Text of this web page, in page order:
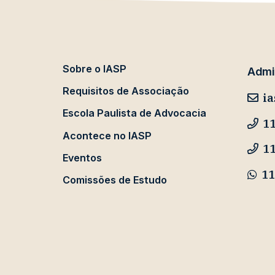
Sobre o IASP
Requisitos de Associação
Escola Paulista de Advocacia
Acontece no IASP
Eventos
Comissões de Estudo